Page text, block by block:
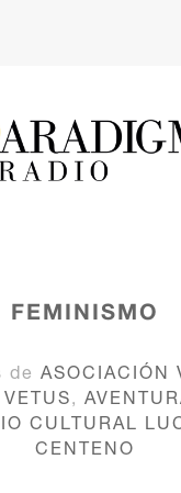
FEMINISMO
deASOCIACIÓN
,
CULTURAL
CENTENO